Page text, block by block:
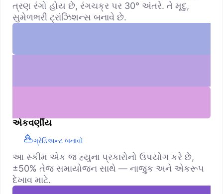
ત્રણ રંગો હોય છે, રંગચક્ર પર 30° અંતરે. તે મૃદુ,
સુમેળભરી ટ્રાંઝિશન્સ બનાવે છે.
એકવર્ણીય
ગ્રેડિઅન્ટ બનાવો
આ સ્કીમ એક જ હ્યુના પ્રકારોનો ઉપયોગ કરે છે,
±50% તેજ સમાયોજન સાથે — નાજુક અને એકરૂપ
દેખાવ માટે.